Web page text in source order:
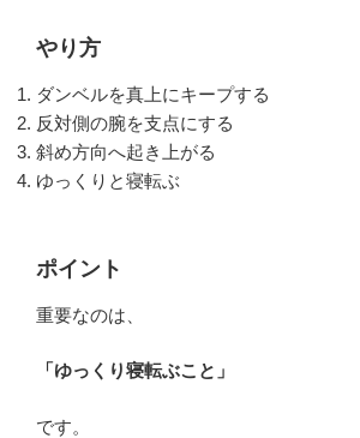
やり方
ダンベルを真上にキープする
反対側の腕を支点にする
斜め方向へ起き上がる
ゆっくりと寝転ぶ
ポイント
重要なのは、
「ゆっくり寝転ぶこと」
です。